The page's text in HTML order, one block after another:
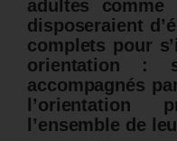
adultes
disposeraient
complets pour
orientation :
accompagnés
l’orientation
l’ensemble de